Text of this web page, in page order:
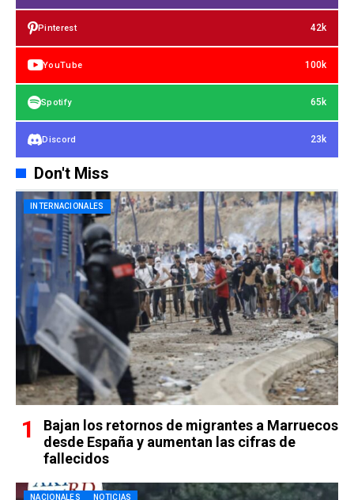
Pinterest 42k
YouTube 100k
Spotify 65k
Discord 23k
Don't Miss
INTERNACIONALES
Bajan los retornos de migrantes a Marruecos
desde España y aumentan las cifras de
fallecidos
NACIONALES NOTICIAS